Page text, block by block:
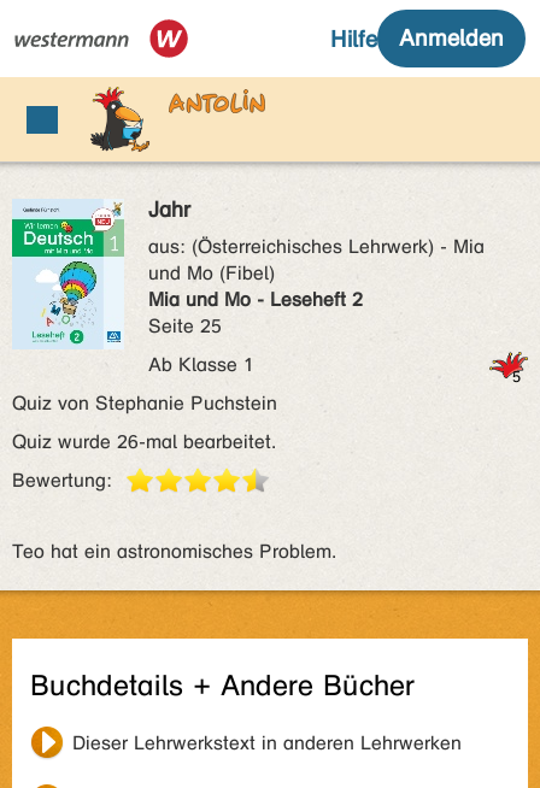
Jahr
aus: (Österreichisches Lehrwerk) - Mia
und Mo (Fibel)
Mia und Mo - Leseheft 2
Seite 25
Ab Klasse 1
Quiz von Stephanie Puchstein
Quiz wurde 26-mal bearbeitet.
Bewertung:
Teo hat ein astronomisches Problem.
Buchdetails + Andere Bücher
Dieser Lehrwerkstext in anderen Lehrwerken